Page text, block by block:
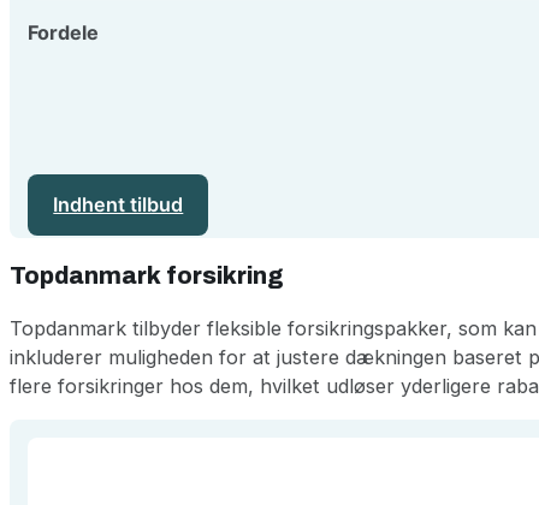
Fordele
Indhent tilbud
Topdanmark forsikring
Topdanmark tilbyder fleksible forsikringspakker, som
inkluderer muligheden for at justere dækningen
flere forsikringer hos dem, hvilket udløser yderligere